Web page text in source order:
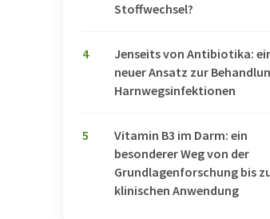
Stoffwechsel?
4
Jenseits von Antibiotika:
neuer Ansatz zur
Harnwegsinfektionen
5
Vitamin B3 im Darm: ein
besonderer Weg von der
Grundlagenforschung bis
klinischen Anwendung